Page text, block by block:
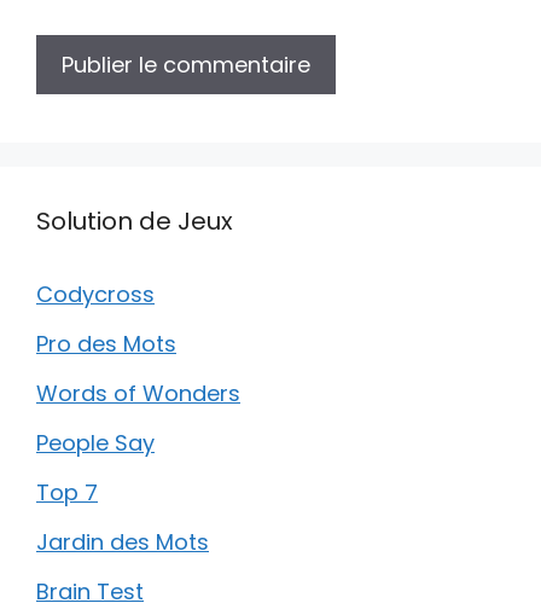
Solution de Jeux
Codycross
Pro des Mots
Words of Wonders
People Say
Top 7
Jardin des Mots
Brain Test